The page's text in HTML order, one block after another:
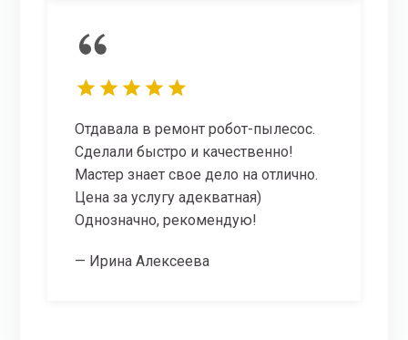
Отдавала в ремонт робот-пылесос.
Сделали быстро и качественно!
Мастер знает свое дело на отлично.
Цена за услугу адекватная)
Однозначно, рекомендую!
— Ирина Алексеева